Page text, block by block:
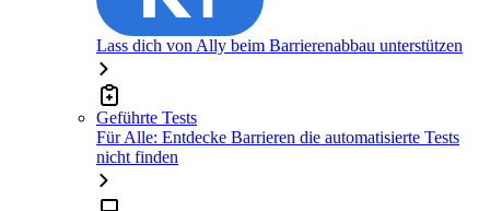
Lass dich von Ally beim Barrierenabbau unterstützen
Geführte Tests
Für Alle: Entdecke Barrieren die automatisierte Tests
nicht finden